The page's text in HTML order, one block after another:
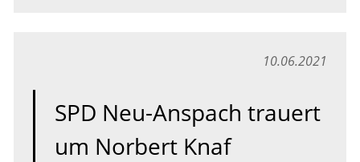
10.06.2021
SPD Neu-Anspach trauert
um Norbert Knaf